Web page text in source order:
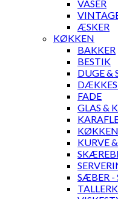
VASER
ÆSKER
KØKKEN
BAKKER
BESTIK
DUGE &
FADE
GLAS &
KØKKEN
KURVE
SÆBER -